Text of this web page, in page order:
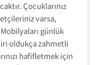
Çocuklarınız
varsa,
Mobilyaları günlük
oldukça zahmetli
hafifletmek için